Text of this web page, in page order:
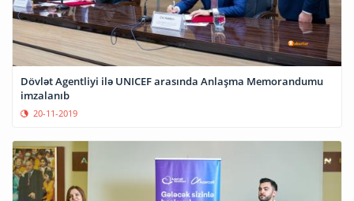
Dövlət Agentliyi ilə UNICEF arasında Anlaşma Memorandumu
imzalanıb
20-11-2019